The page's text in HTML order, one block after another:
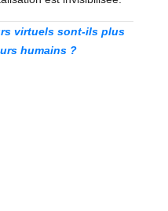
virtuels sont-ils plus
humains ?